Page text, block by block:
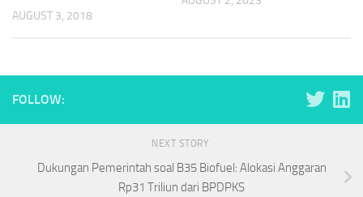
AUGUST 3, 2018
FOLLOW:
NEXT STORY
Dukungan Pemerintah soal B35 Biofuel: Alokasi Anggaran
Rp31 Triliun dari BPDPKS